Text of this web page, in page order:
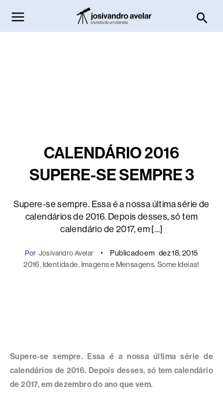
para
o
CALENDÁRIO 2016
SUPERE-SE SEMPRE 3
Supere-se sempre. Essa é a nossa última série de
calendários de 2016. Depois desses, só tem
calendário de 2017, em […]
Por Josivandro Avelar Publicado em dez 18, 2015
2016, Identidade, Imagens e Mensagens, Some Ideias!
Supere-se sempre. Essa é a nossa última série de
calendários de 2016. Depois desses, só tem calendário
de 2017, em dezembro do ano que vem.